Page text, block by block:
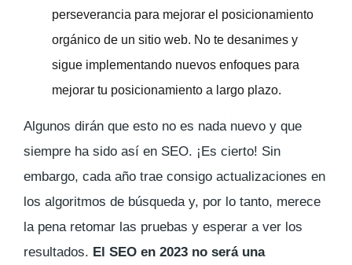
perseverancia para mejorar el posicionamiento
orgánico de un sitio web. No te desanimes y
sigue implementando nuevos enfoques para
mejorar tu posicionamiento a largo plazo.
Algunos dirán que esto no es nada nuevo y que
siempre ha sido así en SEO. ¡Es cierto! Sin
embargo, cada año trae consigo actualizaciones en
los algoritmos de búsqueda y, por lo tanto, merece
la pena retomar las pruebas y esperar a ver los
resultados. El SEO en 2023 no será una